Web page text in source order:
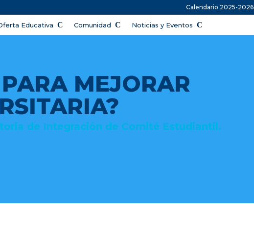
Calendario 2025-2026
Educativa Comunidad Noticias y Eventos
MEJORAR
de Integración de Comité Estudiantil.